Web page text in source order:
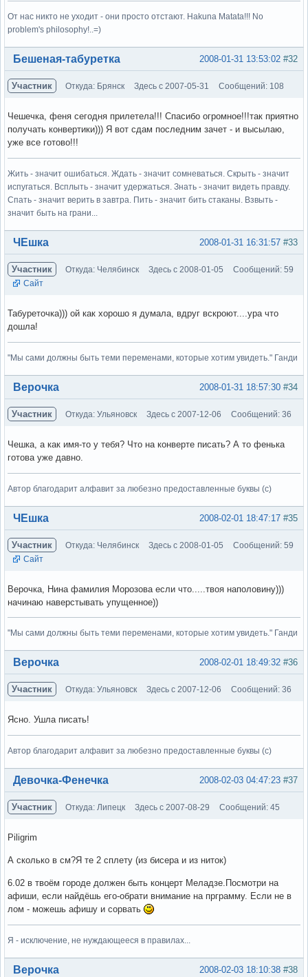
От нас никто не уходит - они просто отстают. Hakuna Matata!!! No
problem's philosophy!..=)
Вне форума #32
2008-01-31 13:53:02
Бешеная-табуретка
Участник Откуда: Брянск Здесь с 2007-05-31 Сообщений: 108
Чешечка, феня сегодня прилетела!!! Спасибо огромное!!!так приятно
получать конвертики))) Я вот сдам последним зачет - и высылаю,
уже все готово!!!
Жить - значит ошибаться. Ждать - значит сомневаться. Скрыть - значит
испугаться. Всплыть - значит удержаться. Знать - значит видеть правду.
Спать - значит верить в завтра. Пить - значит бить стаканы. Взвыть -
значит быть на грани...
Вне форума #33
2008-01-31 16:31:57
ЧЕшка
Участник Откуда: Челябинск Здесь с 2008-01-05
Сообщений: 59
Сайт
Табуреточка))) ой как хорошо я думала, вдруг вскроют....ура что
дошла!
"Мы сами должны быть теми переменами, которые хотим увидеть." Ганди
Вне форума #34
2008-01-31 18:57:30
Верочка
Участник Откуда: Ульяновск Здесь с 2007-12-06 Сообщений: 36
Чешка, а как имя-то у тебя? Что на конверте писать? А то фенька
готова уже давно.
Автор благодарит алфавит за любезно предоставленные буквы (с)
Вне форума #35
2008-02-01 18:47:17
ЧЕшка
Участник Откуда: Челябинск Здесь с 2008-01-05
Сообщений: 59
Сайт
Верочка, Нина фамилия Морозова если что.....твоя наполовину)))
начинаю наверстывать упущенное))
"Мы сами должны быть теми переменами, которые хотим увидеть." Ганди
Вне форума #36
2008-02-01 18:49:32
Верочка
Участник Откуда: Ульяновск Здесь с 2007-12-06 Сообщений: 36
Ясно. Ушла писать!
Автор благодарит алфавит за любезно предоставленные буквы (с)
Вне форума #37
2008-02-03 04:47:23
Девочка-Фенечка
Участник Откуда: Липецк Здесь с 2007-08-29 Сообщений: 45
Piligrim
А сколько в см?Я те 2 сплету (из бисера и из ниток)
6.02 в твоём городе должен быть концерт Меладзе.Посмотри на
афиши, если найдёшь его-обрати внимание на прграмму. Если не в
лом - можешь афишу и сорвать
Я - исключение, не нуждающееся в правилах...
Вне форума #38
2008-02-03 18:10:38
Верочка